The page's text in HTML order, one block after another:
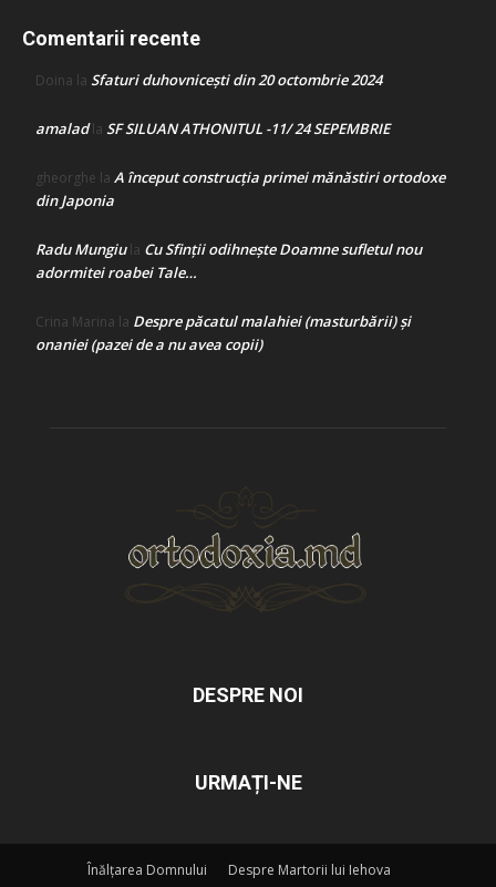
Comentarii recente
Doina la Sfaturi duhovnicești din 20 octombrie 2024
amaladla SF SILUAN ATHONITUL -11/ 24 SEPEMBRIE
gheorghe la A început construcţia primei mănăstiri ortodoxe
din Japonia
Radu Mungiula Cu Sfinții odihnește Doamne sufletul nou
adormitei roabei Tale…
Crina Marina la Despre păcatul malahiei (masturbării) şi
onaniei (pazei de a nu avea copii)
DESPRE NOI
URMAȚI-NE
Înălțarea Domnului
Despre Martorii lui Iehova